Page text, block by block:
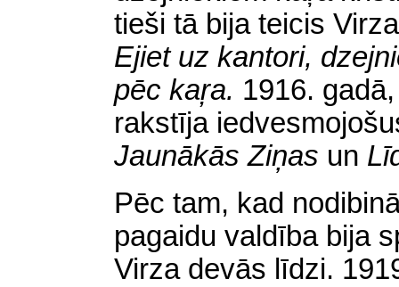
tieši tā bija teicis
Ejiet uz kantori,
pēc kaŗa. 1916.
rakstīja
Jaunākās Ziņas un
Pēc tam, kad
pagaidu valdība bija
Virza devās līdzi.